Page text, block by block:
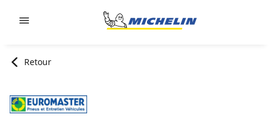
Retour